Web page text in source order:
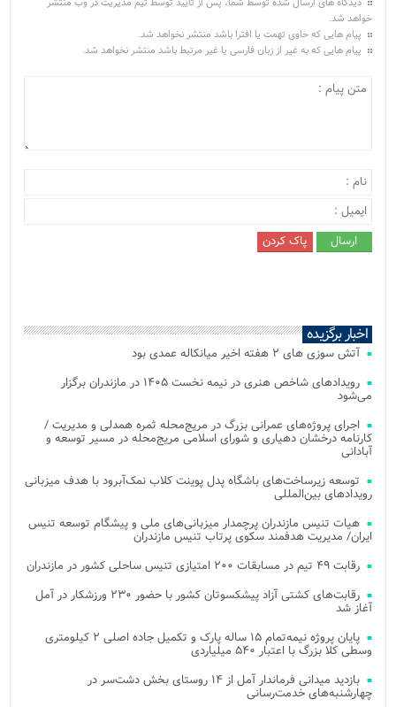
خواهد شد.
پیام هایی که حاوی تهمت یا افترا باشد منتشر نخواهد شد.
پیام هایی که به غیر از زبان فارسی یا غیر مرتبط باشد منتشر نخواهد شد.
اخبار برگزیده
آتش‌ سوزی‌ های ۲ هفته اخیر میانکاله عمدی بود
رویدادهای شاخص هنری در نیمه نخست ۱۴۰۵ در مازندران برگزار
می‌شود
اجرای پروژه‌های عمرانی بزرگ در مریج‌محله ثمره همدلی و مدیریت /
کارنامه درخشان دهیاری و شورای اسلامی مریج‌محله در مسیر توسعه و
آبادانی
توسعه زیرساخت‌های باشگاه پدل پوینت کلاب نمک‌آبرود با هدف میزبانی
رویدادهای بین‌المللی
هیات تنیس مازندران پرچمدار میزبانی‌های ملی و پیشگام توسعه تنیس
ایران/ مدیریت هدفمند سکوی پرتاب تنیس مازندران
رقابت ۴۹ تیم در مسابقات ۲۰۰ امتیازی تنیس ساحلی کشور در مازندران
رقابت‌های کشتی آزاد پیشکسوتان کشور با حضور ۲۳۰ ورزشکار در آمل
آغاز شد
پایان پروژه نیمه‌تمام ۱۵ ساله پارک و تکمیل جاده اصلی ۲ کیلومتری
وسطی کلا بزرگ با اعتبار ۵۴۰ میلیاردی
بازدید میدانی فرماندار آمل از ۱۴ روستای بخش دشت‌سر در
چهارشنبه‌های خدمت‌رسانی